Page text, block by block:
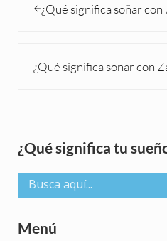
¿Qué significa soñar con
¿Qué significa soñar con
Sidebar
¿Qué significa tu
Menú